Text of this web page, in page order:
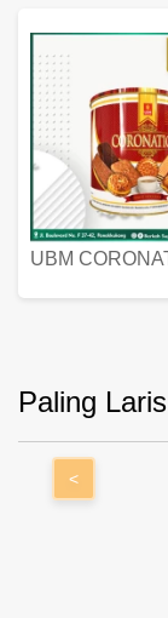
Paling Laris
<